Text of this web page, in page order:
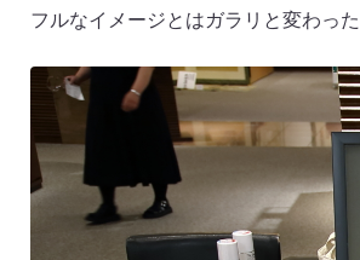
フルなイメージとはガラリと変わっ